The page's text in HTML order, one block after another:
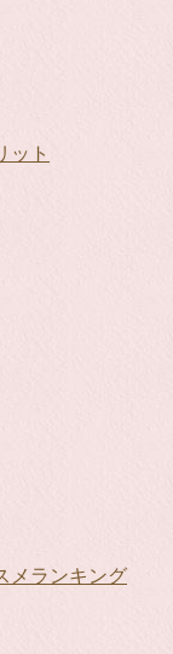
ット
メランキング